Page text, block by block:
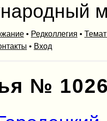
• Редколлегия •
• Вход
№